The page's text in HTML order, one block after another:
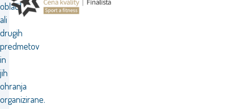
oblačil
ali
drugih
predmetov
in
jih
ohranja
organizirane.